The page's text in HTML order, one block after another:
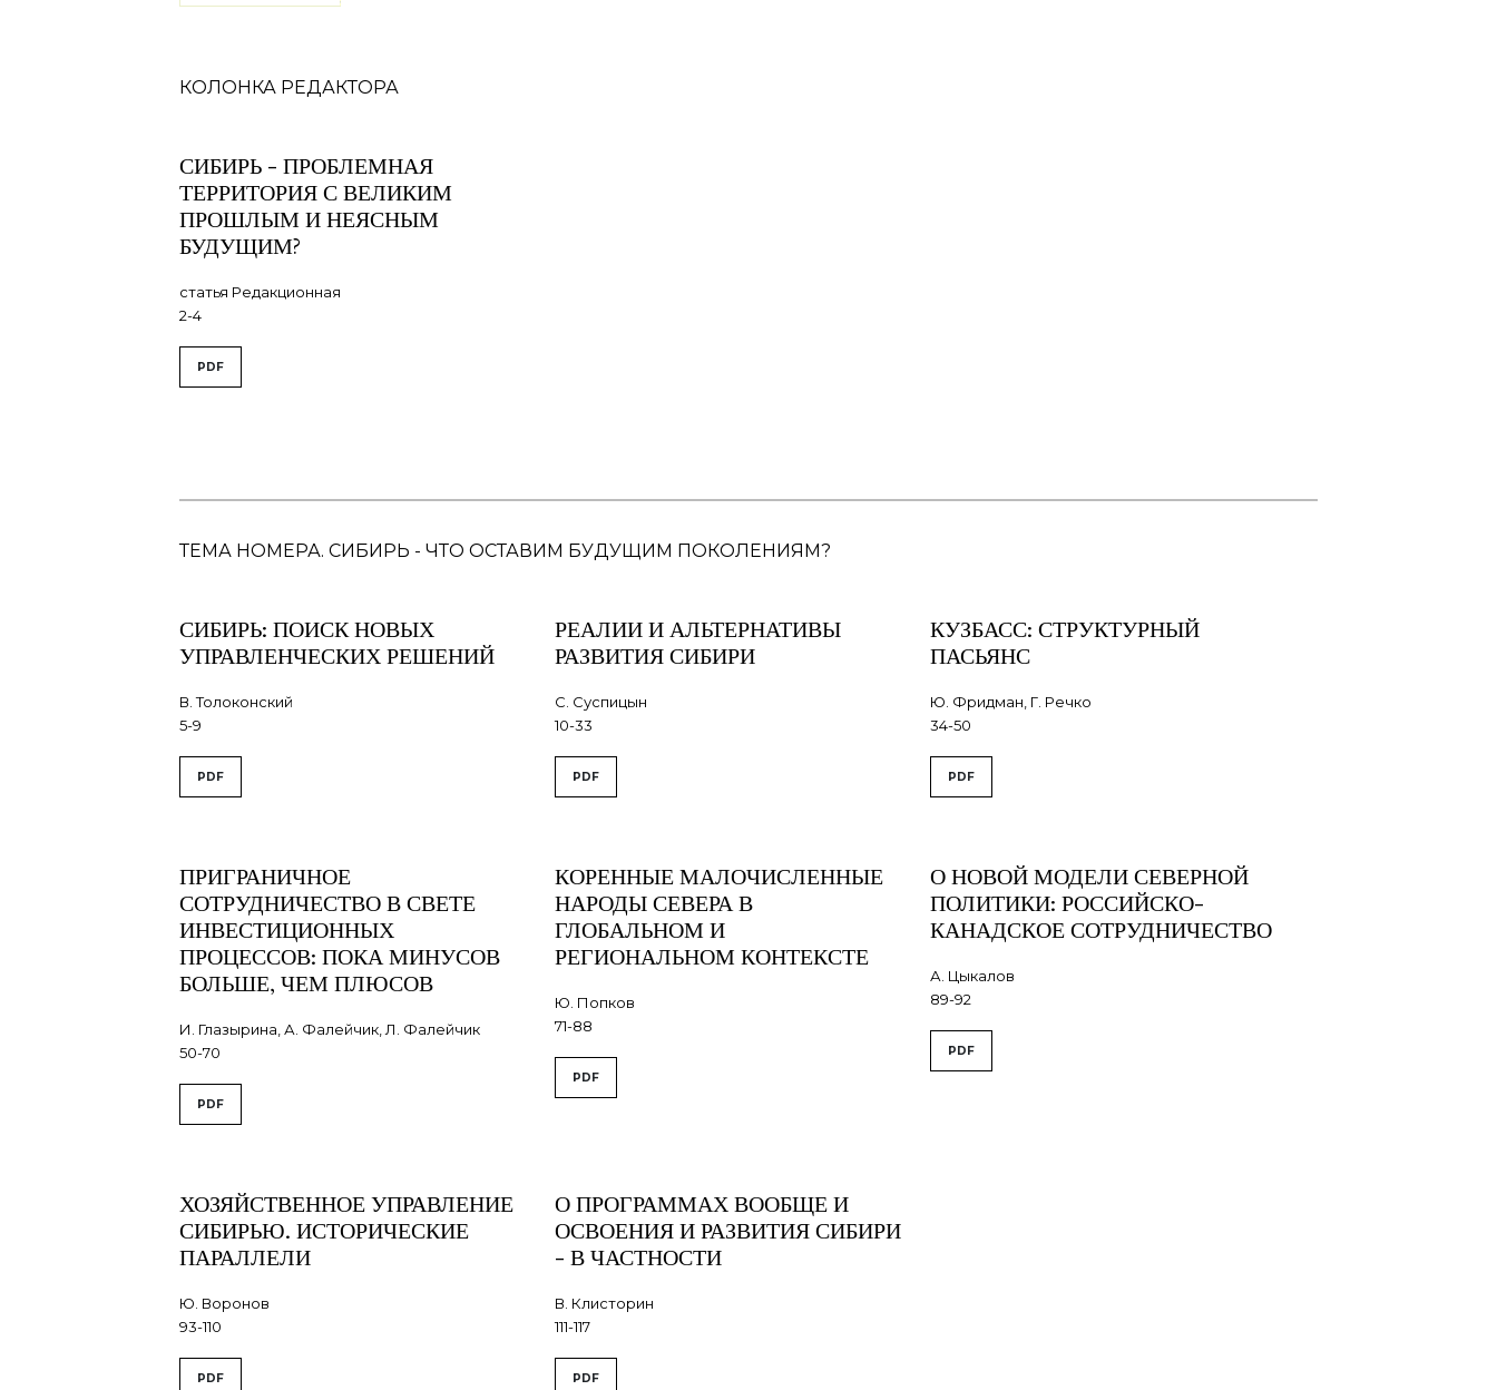
КОЛОНКА РЕДАКТОРА
СИБИРЬ - ПРОБЛЕМНАЯ
ТЕРРИТОРИЯ С ВЕЛИКИМ
ПРОШЛЫМ И НЕЯСНЫМ
БУДУЩИМ?
статья Редакционная
2-4
PDF
ТЕМА НОМЕРА. СИБИРЬ - ЧТО ОСТАВИМ БУДУЩИМ ПОКОЛЕНИЯМ?
СИБИРЬ: ПОИСК НОВЫХ
УПРАВЛЕНЧЕСКИХ РЕШЕНИЙ
В. Толоконский
5-9
PDF
РЕАЛИИ И АЛЬТЕРНАТИВЫ
РАЗВИТИЯ СИБИРИ
С. Суспицын
10-33
PDF
КУЗБАСС: СТРУКТУРНЫЙ
ПАСЬЯНС
Ю. Фридман, Г. Речко
34-50
PDF
ПРИГРАНИЧНОЕ
СОТРУДНИЧЕСТВО В СВЕТЕ
ИНВЕСТИЦИОННЫХ
ПРОЦЕССОВ: ПОКА МИНУСОВ
БОЛЬШЕ, ЧЕМ ПЛЮСОВ
И. Глазырина, А. Фалейчик, Л. Фалейчик
50-70
PDF
КОРЕННЫЕ МАЛОЧИСЛЕННЫЕ
НАРОДЫ СЕВЕРА В
ГЛОБАЛЬНОМ И
РЕГИОНАЛЬНОМ КОНТЕКСТЕ
Ю. Попков
71-88
PDF
О НОВОЙ МОДЕЛИ СЕВЕРНОЙ
ПОЛИТИКИ: РОССИЙСКО-
КАНАДСКОЕ СОТРУДНИЧЕСТВО
А. Цыкалов
89-92
PDF
ХОЗЯЙСТВЕННОЕ УПРАВЛЕНИЕ
СИБИРЬЮ. ИСТОРИЧЕСКИЕ
ПАРАЛЛЕЛИ
Ю. Воронов
93-110
PDF
О ПРОГРАММАХ ВООБЩЕ И
ОСВОЕНИЯ И РАЗВИТИЯ СИБИРИ
- В ЧАСТНОСТИ
В. Клисторин
111-117
PDF